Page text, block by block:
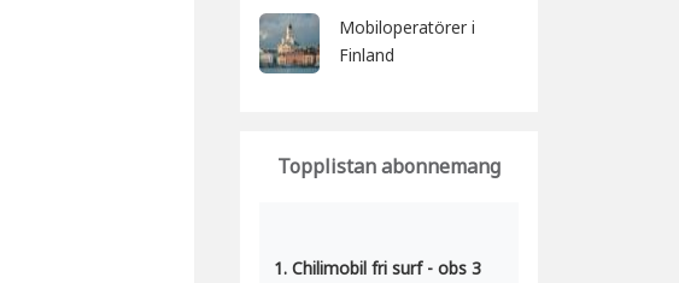
Mobiloperatörer i
Finland
Topplistan abonnemang
1. Chilimobil fri surf - obs 3